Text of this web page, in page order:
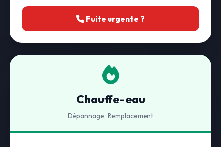
Fuite urgente ?
Chauffe-eau
Dépannage · Remplacement